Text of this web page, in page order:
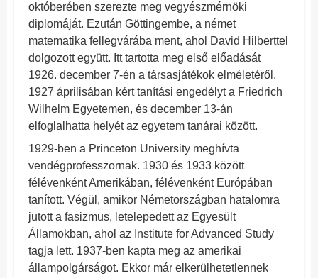
októberében szerezte meg vegyészmérnöki
diplomáját. Ezután Göttingembe, a német
matematika fellegvárába ment, ahol David Hilberttel
dolgozott együtt. Itt tartotta meg első előadását
1926. december 7-én a társasjátékok elméletéről.
1927 áprilisában kért tanítási engedélyt a Friedrich
Wilhelm Egyetemen, és december 13-án
elfoglalhatta helyét az egyetem tanárai között.
1929-ben a Princeton University meghívta
vendégprofesszornak. 1930 és 1933 között
félévenként Amerikában, félévenként Európában
tanított. Végül, amikor Németországban hatalomra
jutott a fasizmus, letelepedett az Egyesült
Államokban, ahol az Institute for Advanced Study
tagja lett. 1937-ben kapta meg az amerikai
állampolgárságot. Ekkor már elkerülhetetlennek